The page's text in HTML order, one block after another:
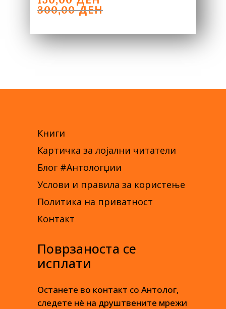
300,00ДЕН
PRICE
WAS:
PRICE
IS:
Книги
Картичка за лојални читатели
Блог #Антологџии
Услови и правила за користење
Политика на приватност
Контакт
Поврзаноста се
исплати
Останете во контакт со Антолог,
следете нè на друштвените мрежи